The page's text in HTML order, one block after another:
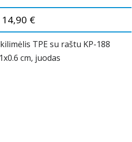
14,90 €
TPE su raštu KP-188
cm, juodas